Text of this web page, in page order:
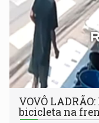
VOVÔ
bicicleta na